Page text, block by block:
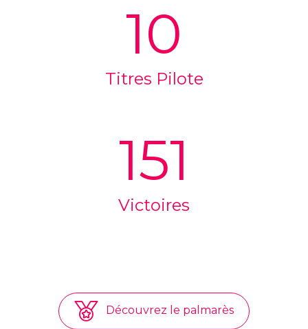
10
Titres Pilote
151
Victoires
Découvrez le palmarès